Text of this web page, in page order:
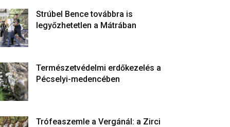
Strúbel Bence továbbra is
legyőzhetetlen a Mátrában
Természetvédelmi erdőkezelés a
Pécselyi-medencében
Trófeaszemle a Vergánál: a Zirci